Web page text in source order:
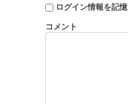
ログイン情報を記憶
コメント